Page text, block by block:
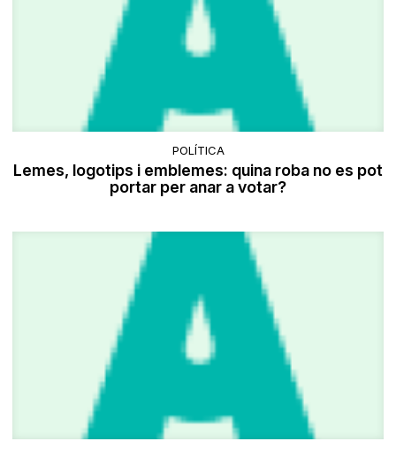
POLÍTICA
Lemes, logotips i emblemes: quina roba no es pot
portar per anar a votar?